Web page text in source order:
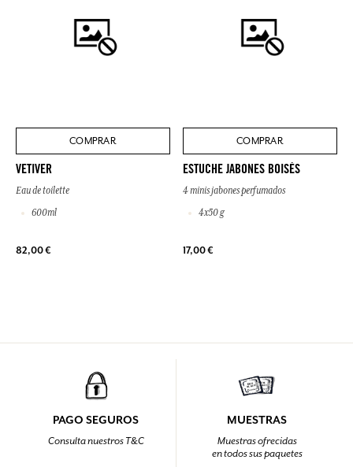
COMPRAR
VETIVER
Eau de toilette
600ml
82,00 €
COMPRAR
ESTUCHE JABONES BOISÉS
4 minis jabones perfumados
4x50 g
17,00 €
PAGO SEGUROS
Consulta nuestros T&C
MUESTRAS
Muestras ofrecidas
en todos sus paquetes